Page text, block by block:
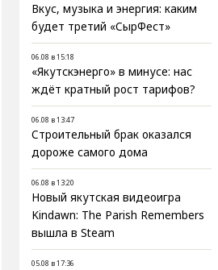
Вкус, музыка и энергия: каким
будет третий «СырФест»
06.08 в 15:18
«Якутскэнерго» в минусе: нас
ждёт кратный рост тарифов?
06.08 в 13:47
Строительный брак оказался
дороже самого дома
06.08 в 13:20
Новый якутская видеоигра
Kindawn: The Parish Remembers
вышла в Steam
05.08 в 17:36